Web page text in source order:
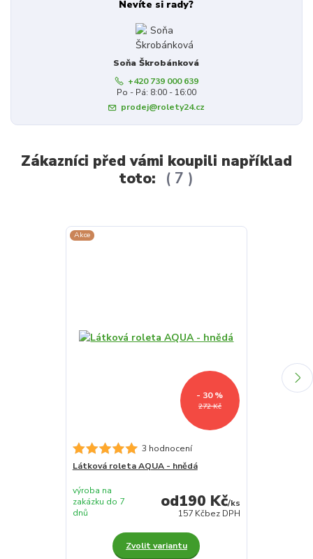
Nevíte si rady?
Soňa Škrobánková
+420 739 000 639
Po - Pá: 8:00 - 16:00
prodej@rolety24.cz
Zákazníci před vámi koupili například
toto:
7
Akce
272 Kč
- 30 %
3 hodnocení
Látková roleta AQUA - hnědá
190 Kč/ks
157 Kčbez DPH
výroba na
zakázku do 7
dnů
Zvolit variantu